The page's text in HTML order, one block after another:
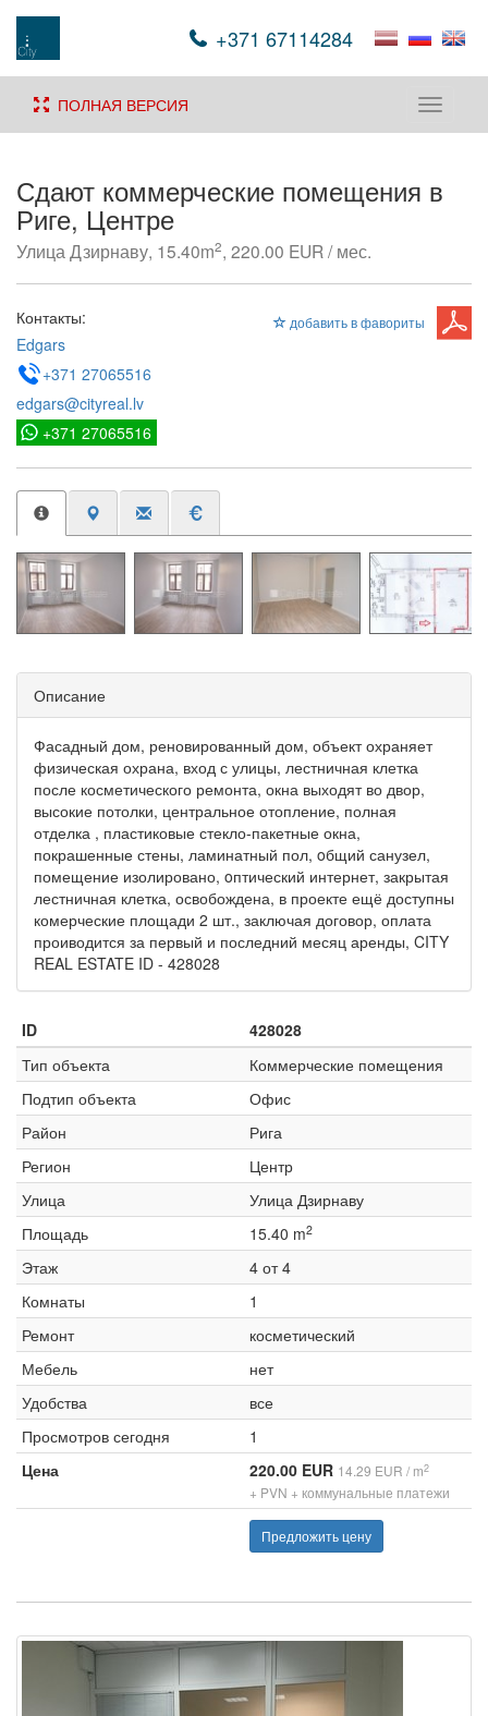
+371 67114284
Toggle
ПОЛНАЯ ВЕРСИЯ
Сдают коммерческие помещения в
Риге, Центре
Улица Дзирнаву, 15.40m2, 220.00 EUR / мес.
добавить в фавориты
Контакты:
Edgars
+371 27065516
edgars@cityreal.lv
+371 27065516
Описание
Фасадный дом, реновированный дом, объект охраняет
физическая охрана, вход с улицы, лестничная клетка
после косметического ремонта, окна выходят во двор,
высокие потолки, центральное отопление, полная
отделка , пластиковые стекло-пакетные окна,
покрашенные стены, ламинатный пол, oбщий санузел,
помещение изолировано, oптический интернет, закрытая
лестничная клетка, освобождена, в проекте ещё доступны
комерческие площади 2 шт., заключая договор, оплата
проиводится за первый и последний месяц аренды, CITY
REAL ESTATE ID - 428028
ID
428028
Тип объекта
Коммерческие помещения
Подтип объекта
Офис
Район
Рига
Регион
Центр
Улица
Улица Дзирнаву
Площадь
15.40 m2
Этаж
4 от 4
Комнаты
1
Ремонт
косметический
Мебель
нет
Удобства
все
Просмотров сегодня
1
Цена
220.00 EUR 14.29 EUR / m2
+ PVN + коммунальные платежи
Предложить цену